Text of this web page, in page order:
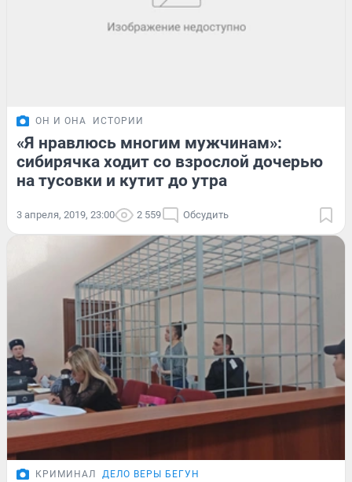
ОН И ОНА ИСТОРИИ
«Я нравлюсь многим мужчинам»:
сибирячка ходит со взрослой дочерью
на тусовки и кутит до утра
3 апреля, 2019, 23:00 2 559 Обсудить
КРИМИНАЛ ДЕЛО ВЕРЫ БЕГУН